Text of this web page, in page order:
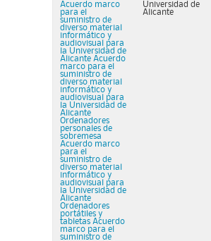
Acuerdo marco
para el
suministro de
diverso material
informático y
audiovisual para
la Universidad de
Alicante Acuerdo
marco para el
suministro de
diverso material
informático y
audiovisual para
la Universidad de
Alicante
Ordenadores
personales de
sobremesa
Acuerdo marco
para el
suministro de
diverso material
informático y
audiovisual para
la Universidad de
Alicante
Ordenadores
portátiles y
tabletas Acuerdo
marco para el
suministro de
Universidad de
Alicante